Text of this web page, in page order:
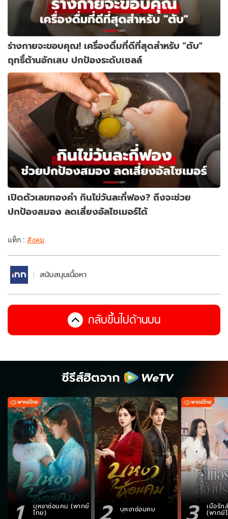
ร่างกายจะขอบคุณ! เครื่องดื่มที่ดีที่สุดสำหรับ "ตับ"
ฤทธิ์ต้านอักเสบ ปกป้องระดับเซลล์
เปิดตัวเลขทองคำ กินไข่วันละกี่ฟอง? ถึงจะช่วย
ปกป้องสมอง ลดเสี่ยงอัลไซเมอร์ได้
แท็ก : สังคม
สนับสนุนเนื้อหา
กลับขึ้นไปด้านบน
ซีรีส์ฮิตจาก
บุหงาซ่อนคม (พากย์
ไทย) บุหงาซ่อนคม เมื่อรัก
(พากย์